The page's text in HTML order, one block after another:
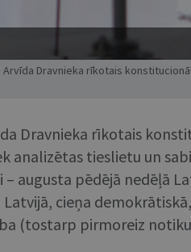
Dravnieka rīkotais
Dravnieka rīkotais
tieslietu un
augusta pēdējā nedēļā
cieņa
(tostarp pirmoreiz